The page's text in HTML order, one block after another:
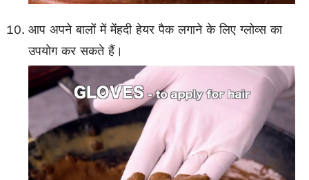
आप अपने बालों में मेंहदी हेयर पैक लगाने के लिए ग्लोव्स का
उपयोग कर सकते हैं।